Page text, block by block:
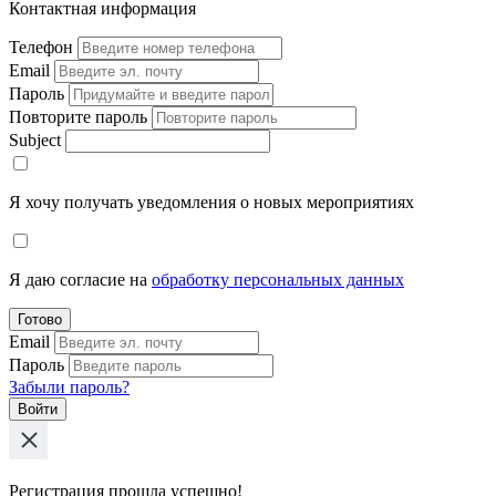
Контактная информация
Телефон
Email
Пароль
Повторите пароль
Subject
Я хочу получать уведомления о новых мероприятиях
Я даю согласие на обработку персональных данных
Готово
Email
Пароль
Забыли пароль?
Войти
Регистрация прошла успешно!